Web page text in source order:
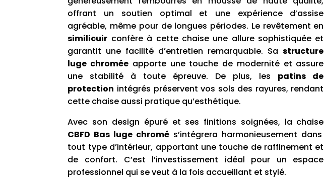
offrant un soutien optimal et une expérience d’assise
agréable, même pour de longues périodes. Le revêtement en
similicuir confère à cette chaise une allure sophistiquée et
garantit une facilité d’entretien remarquable. Sastructure
luge chromée apporte une touche de modernité et assure
une stabilité à toute épreuve. De plus, les patins de
protection intégrés préservent vos sols des rayures, rendant
cette chaise aussi pratique qu’esthétique.
Avec son design épuré et ses finitions soignées, la chaise
CBFD Bas luge chromés’intégrera harmonieusement dans
tout type d’intérieur, apportant une touche de raffinement et
de confort. C’est l’investissement idéal pour un espace
professionnel qui se veut à la fois accueillant et stylé.